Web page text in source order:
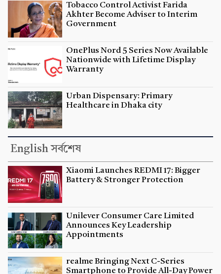
Tobacco Control Activist Farida
Akhter Become Adviser to Interim
Government
OnePlus Nord 5 Series Now Available
Nationwide with Lifetime Display
Warranty
Urban Dispensary: Primary
Healthcare in Dhaka city
English সর্বশেষ
Xiaomi Launches REDMI 17: Bigger
Battery & Stronger Protection
Unilever Consumer Care Limited
Announces Key Leadership
Appointments
realme Bringing Next C-Series
Smartphone to Provide All-Day Power